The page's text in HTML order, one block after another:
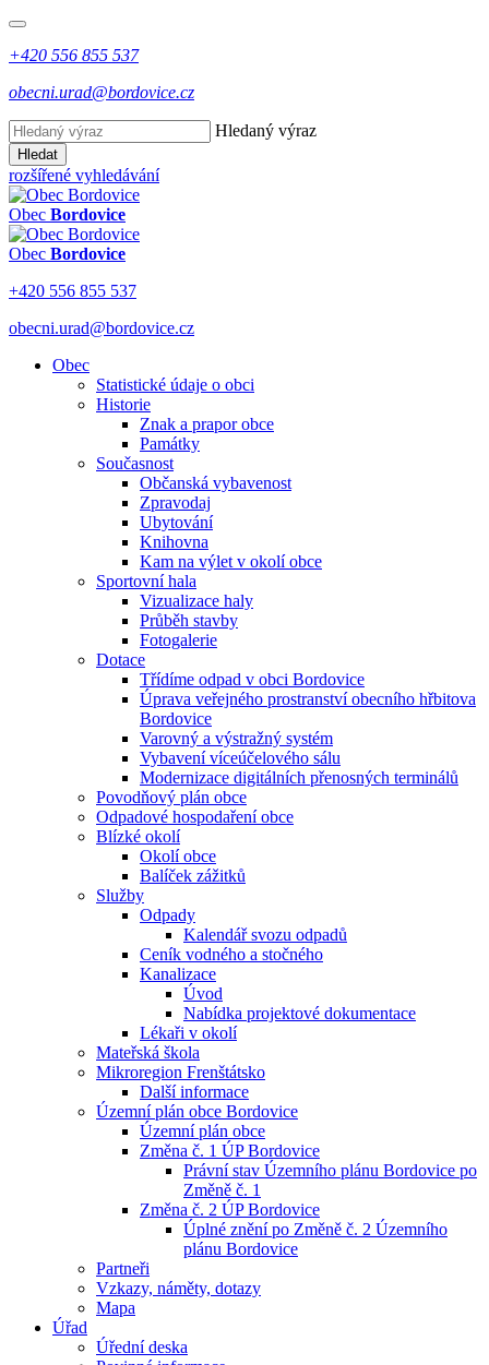
+420 556 855 537
obecni.urad@bordovice.cz
Hledaný výraz
Hledat
rozšířené vyhledávání
Obec Bordovice
Obec Bordovice
+420 556 855 537
obecni.urad@bordovice.cz
Obec
Statistické údaje o obci
Historie
Znak a prapor obce
Památky
Současnost
Občanská vybavenost
Zpravodaj
Ubytování
Knihovna
Kam na výlet v okolí obce
Sportovní hala
Vizualizace haly
Průběh stavby
Fotogalerie
Dotace
Třídíme odpad v obci Bordovice
Úprava veřejného prostranství obecního hřbitova
Bordovice
Varovný a výstražný systém
Vybavení víceúčelového sálu
Modernizace digitálních přenosných terminálů
Povodňový plán obce
Odpadové hospodaření obce
Blízké okolí
Okolí obce
Balíček zážitků
Služby
Odpady
Kalendář svozu odpadů
Ceník vodného a stočného
Kanalizace
Úvod
Nabídka projektové dokumentace
Lékaři v okolí
Mateřská škola
Mikroregion Frenštátsko
Další informace
Územní plán obce Bordovice
Územní plán obce
Změna č. 1 ÚP Bordovice
Právní stav Územního plánu Bordovice po
Změně č. 1
Změna č. 2 ÚP Bordovice
Úplné znění po Změně č. 2 Územního
plánu Bordovice
Partneři
Vzkazy, náměty, dotazy
Mapa
Úřad
Úřední deska